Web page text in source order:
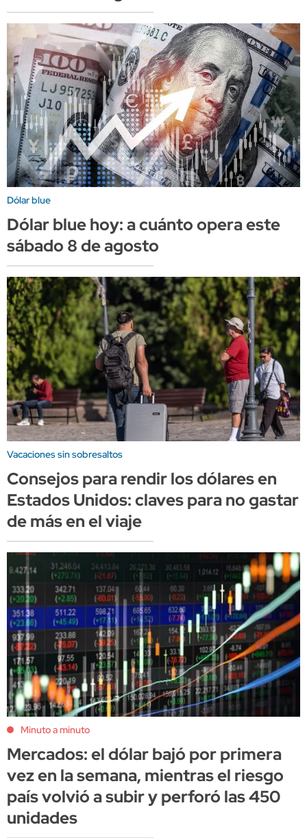
Dólar blue
Dólar blue hoy: a cuánto opera este
sábado 8 de agosto
Vacaciones sin sobresaltos
Consejos para rendir los dólares en
Estados Unidos: claves para no gastar
de más en el viaje
Minuto a minuto
Mercados: el dólar bajó por primera
vez en la semana, mientras el riesgo
país volvió a subir y perforó las 450
unidades